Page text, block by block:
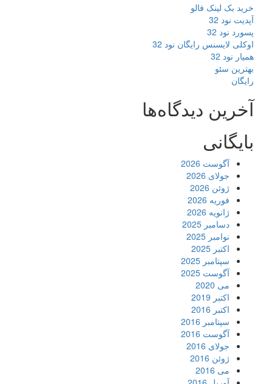
خرید بک لینک فالو
آپدیت نود 32
پسورد نود 32
اوکلی لایسنس رایگان نود 32
همیار نود 32
بهترین سئو
رایگان
آخرین دیدگاه‌ها
بایگانی
آگوست 2026
جولای 2026
ژوئن 2026
فوریه 2026
ژانویه 2026
دسامبر 2025
نوامبر 2025
اکتبر 2025
سپتامبر 2025
آگوست 2025
می 2020
اکتبر 2019
اکتبر 2016
سپتامبر 2016
آگوست 2016
جولای 2016
ژوئن 2016
می 2016